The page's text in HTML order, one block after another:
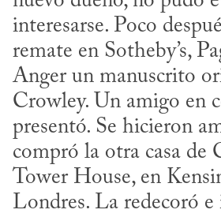
interesarse. Poco
remate en Sotheby’s,
Anger un manuscrito
Crowley. Un amigo en
presentó. Se hicieron
compró la otra casa de
Tower House, en
Londres. La redecoró e